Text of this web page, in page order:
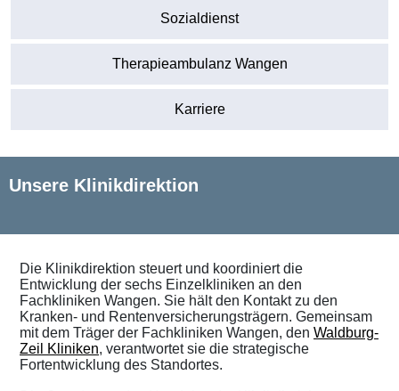
Sozialdienst
Therapieambulanz Wangen
Karriere
Unsere Klinikdirektion
Die Klinikdirektion steuert und koordiniert die
Entwicklung der sechs Einzelkliniken an den
Fachkliniken Wangen. Sie hält den Kontakt zu den
Kranken- und Rentenversicherungsträgern. Gemeinsam
mit dem Träger der Fachkliniken Wangen, den Waldburg-
Zeil Kliniken, verantwortet sie die strategische
Fortentwicklung des Standortes.